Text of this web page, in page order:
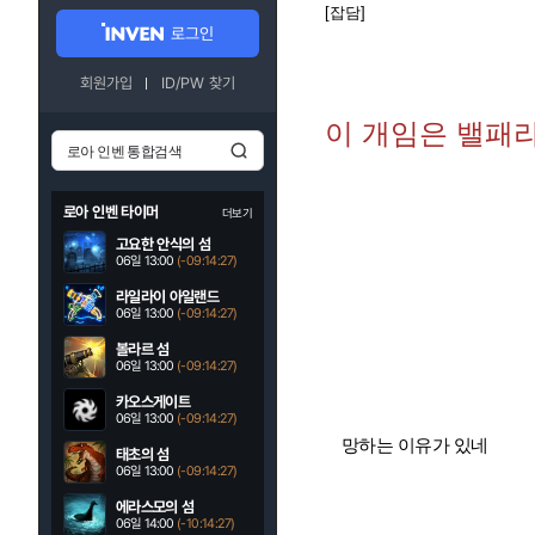
로그인
회원가입 ID/PW 찾기
로아 인벤 타이머 더보기
고요한 안식의 섬
06일 13:00 (-09:14:25)
라일라이 아일랜드
06일 13:00 (-09:14:25)
볼라르 섬
06일 13:00 (-09:14:25)
카오스게이트
06일 13:00 (-09:14:25)
태초의 섬
06일 13:00 (-09:14:25)
에라스모의 섬
06일 14:00 (-10:14:25)
[잡담]
이 개임은 밸패
망하는 이유가 있네